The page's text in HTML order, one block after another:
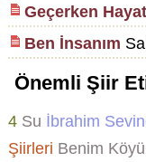
Geçerken Hayat
Ben İnsanım
Önemli Şiir
4 Su İbrahim
Şiirleri Benim